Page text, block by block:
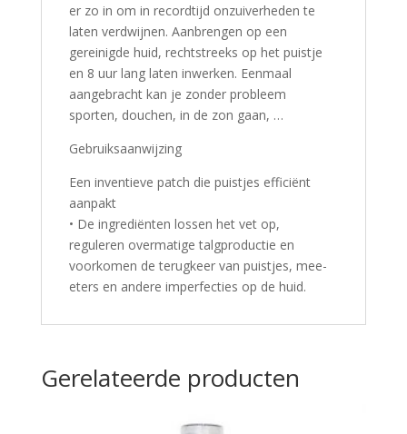
er zo in om in recordtijd onzuiverheden te
laten verdwijnen. Aanbrengen op een
gereinigde huid, rechtstreeks op het puistje
en 8 uur lang laten inwerken. Eenmaal
aangebracht kan je zonder probleem
sporten, douchen, in de zon gaan, …
Gebruiksaanwijzing
Een inventieve patch die puistjes efficiënt
aanpakt
• De ingrediënten lossen het vet op,
reguleren overmatige talgproductie en
voorkomen de terugkeer van puistjes, mee-
eters en andere imperfecties op de huid.
Gerelateerde producten